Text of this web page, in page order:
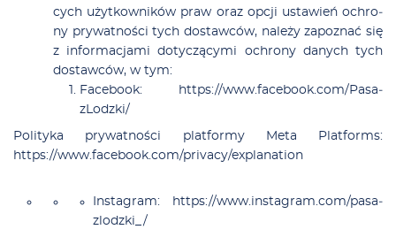
cych użyt­kow­ni­ków praw oraz opcji usta­wień ochro­
ny pry­wat­no­ści tych do­staw­ców, na­le­ży za­po­znać się
z in­for­ma­cja­mi do­ty­czą­cy­mi ochro­ny da­nych tych
do­staw­ców, w tym:
Fa­ce­bo­ok:
https://www.fa­ce­bo­ok.co­m/Pa­sa­
zLodz­ki/
Po­li­ty­ka pry­wat­no­ści plat­for­my Me­ta Plat­forms:
https://www.fa­ce­bo­ok.co­m/pri­va­cy­/e­xpla­na­tion
In­sta­gram:
https://www.in­sta­gram.co­m/pa­sa­
zlodz­ki­_/